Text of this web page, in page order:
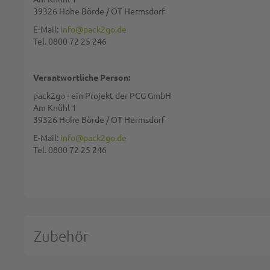
39326 Hohe Börde / OT Hermsdorf
E-Mail: info@pack2go.de
Tel. 0800 72 25 246
Verantwortliche Person:
pack2go - ein Projekt der PCG GmbH
Am Knühl 1
39326 Hohe Börde / OT Hermsdorf
E-Mail: info@pack2go.de
Tel. 0800 72 25 246
Zubehör